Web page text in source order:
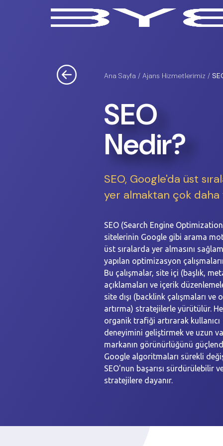
Seo Ajansı | İleri
Ana Sayfa / Ajans Hizmetlerimiz /
SEO
Nedir?
SEO, Google'da üst
yer almaktan çok daha
SEO (Search Engine
sitelerinin Google gibi arama
üst sıralarda yer almasını
yapılan optimizasyon
Bu çalışmalar, site içi (başlık,
açıklamaları ve içerik
site dışı (backlink çalışmaları ve
artırma) stratejilerle yürütülür.
organik trafiği artırarak kullanıcı
deneyimini geliştirmek ve uzun
markanın görünürlüğünü
Google algoritmaları sürekli
SEO'nun başarısı sürdürülebilir
stratejilere dayanır.